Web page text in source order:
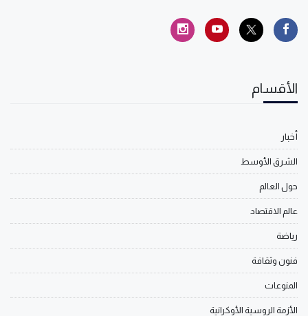
الأقسام
أخبار
الشرق الأوسط
حول العالم
عالم الاقتصاد
رياضة
فنون وثقافة
المنوعات
الأزمة الروسية الأوكرانية